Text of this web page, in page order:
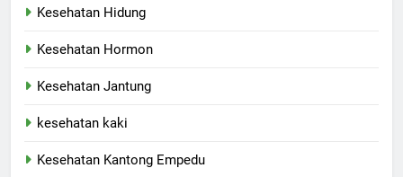
Kesehatan Hidung
Kesehatan Hormon
Kesehatan Jantung
kesehatan kaki
Kesehatan Kantong Empedu